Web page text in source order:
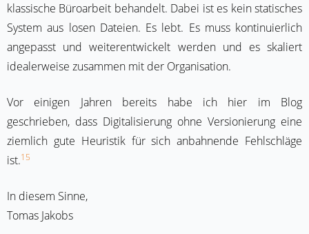
klassische Büroarbeit behandelt. Dabei ist es kein statisches
System aus losen Dateien. Es lebt. Es muss kontinuierlich
angepasst und weiterentwickelt werden und es skaliert
idealerweise zusammen mit der Organisation.
Vor einigen Jahren bereits habe ich hier im Blog
geschrieben, dass Digitalisierung ohne Versionierung eine
ziemlich gute Heuristik für sich anbahnende Fehlschläge
ist.15
In diesem Sinne,
Tomas Jakobs